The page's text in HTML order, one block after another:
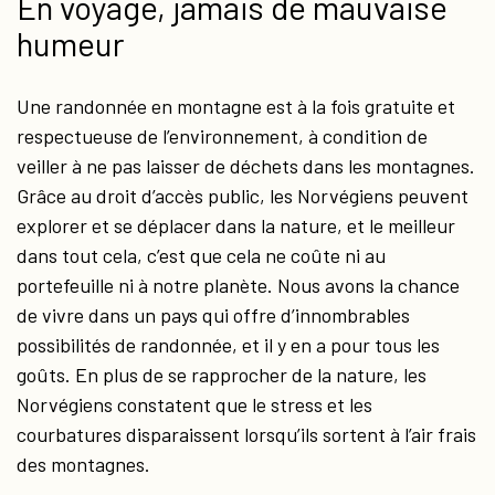
humeur
Une randonnée en montagne est à la fois gratuite et
respectueuse de l’environnement, à condition de
veiller à ne pas laisser de déchets dans les montagnes.
Grâce au droit d’accès public, les Norvégiens peuvent
explorer et se déplacer dans la nature, et le meilleur
dans tout cela, c’est que cela ne coûte ni au
portefeuille ni à notre planète. Nous avons la chance
de vivre dans un pays qui offre d’innombrables
possibilités de randonnée, et il y en a pour tous les
goûts. En plus de se rapprocher de la nature, les
Norvégiens constatent que le stress et les
courbatures disparaissent lorsqu’ils sortent à l’air frais
des montagnes.